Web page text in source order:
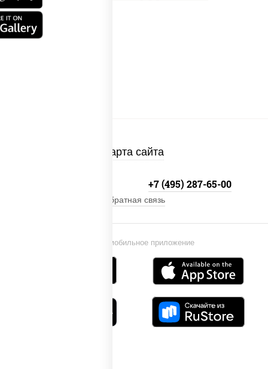
Карта сайта
Установи мобильное приложение
+7 (495) 287-65-00
Обратная связь